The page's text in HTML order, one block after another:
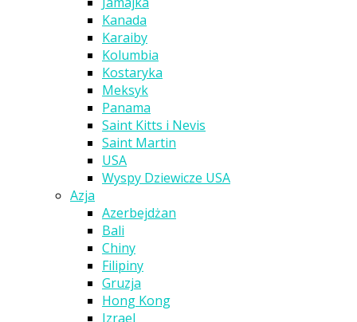
Kanada
Karaiby
Kolumbia
Kostaryka
Meksyk
Panama
Saint Kitts i Nevis
Saint Martin
USA
Wyspy Dziewicze USA
Azja
Azerbejdżan
Bali
Chiny
Filipiny
Gruzja
Hong Kong
Izrael